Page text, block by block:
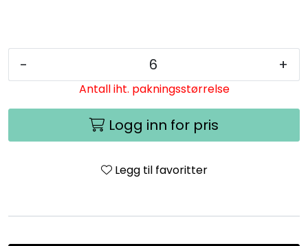
- +
Antall iht. pakningsstørrelse
Logg inn for pris
Legg til favoritter